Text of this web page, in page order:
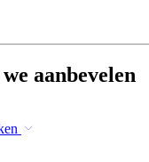
aanbevelen